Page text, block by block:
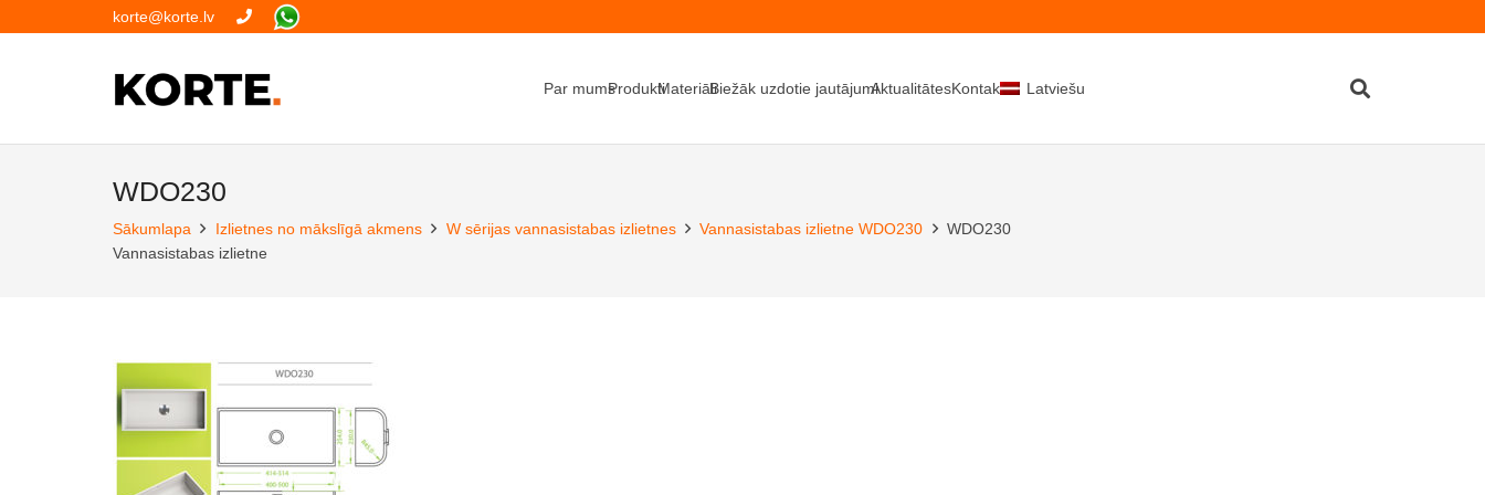
korte@korte.lv
Par mumsProduktiMateriāliBiežāk uzdotie jautājumiAktualitātesKontakti Latviešu
WDO230
Sākumlapa Izlietnes no mākslīgā akmens W sērijas vannasistabas izlietnes Vannasistabas izlietne WDO230
WDO230
Vannasistabas izlietne